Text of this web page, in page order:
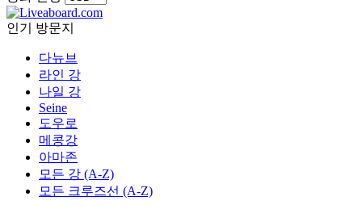
인기 방문지
다뉴브
라인 강
나일 강
Seine
도우로
메콩강
아마존
모든 강 (A-Z)
모든 크루즈선 (A-Z)